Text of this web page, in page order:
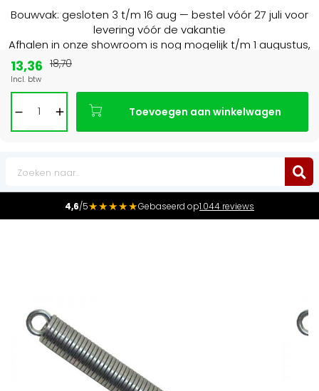
Bouwvak: gesloten 3 t/m 16 aug — bestel vóór 27 juli voor
levering vóór de vakantie
Afhalen in onze showroom is nog mogelijk t/m 1 augustus,
4,6/5★★★★★Gebaseerd op1.044 reviews
13,36
Incl. btw
18,70
Toevoegen aan winkelwagen